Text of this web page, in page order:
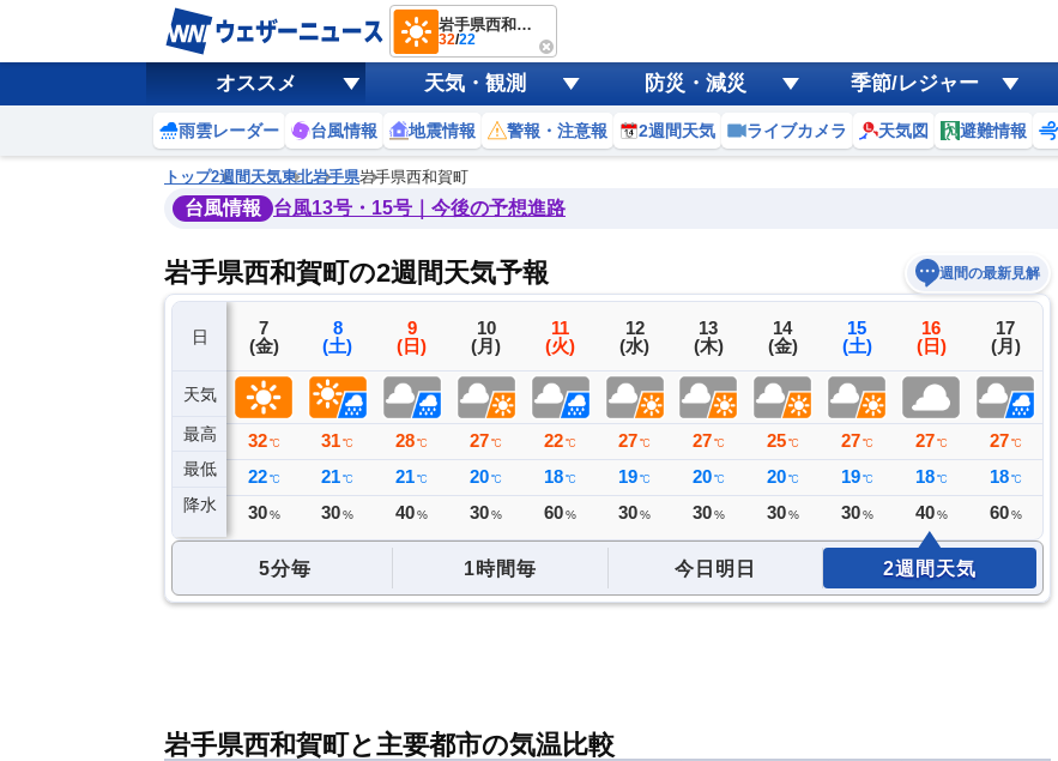
岩手県西和賀町
32/22
オススメ 天気・観測 防災・減災 季節/レジャー
雨雲レーダー 台風情報 地震情報 警報・注意報 2週間天気 ライブカメラ 天気図 避難情報
トップ2週間天気東北岩手県岩手県西和賀町
台風情報 台風13号・15号｜今後の予想進路
岩手県西和賀町の2週間天気予報 週間の最新見解
日
天気
最高
最低
降水
6
(木)
31℃
19℃
ミリ
7
(金)
32 ℃
22 ℃
30 %
8
(土)
31 ℃
21 ℃
30 %
9
(日)
28 ℃
21 ℃
40 %
10
(月)
27 ℃
20 ℃
30 %
11
(火)
22℃
18℃
60%
12
(水)
27℃
19℃
30%
13
(木)
27℃
20℃
30%
14
(金)
25℃
20℃
30%
15
(土)
27 ℃
19 ℃
30 %
16
(日)
27 ℃
18 ℃
40 %
17
(月)
27 ℃
18 ℃
60 %
5分毎 1時間毎 今日明日 2週間天気
岩手県西和賀町と主要都市の気温比較